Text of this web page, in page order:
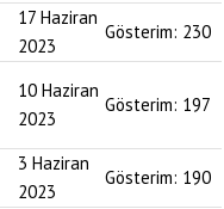
17 Haziran
2023
Gösterim: 230
10 Haziran
2023
Gösterim: 197
3 Haziran
2023
Gösterim: 190